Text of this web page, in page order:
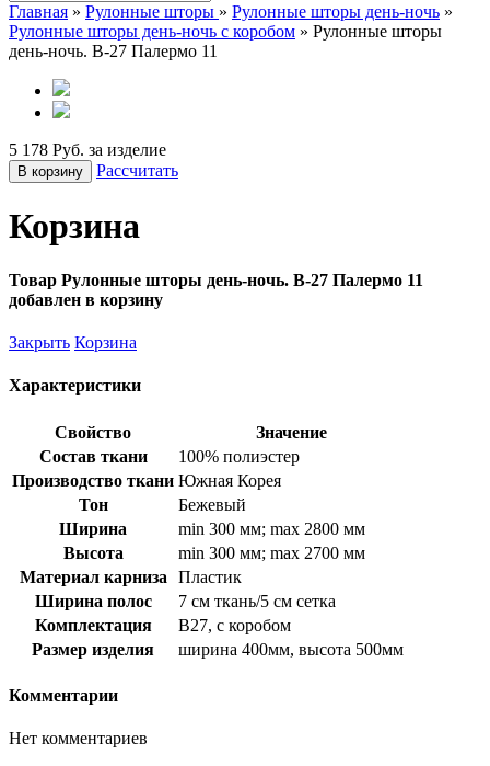
Главная » Рулонные шторы » Рулонные шторы день-ночь »
Рулонные шторы день-ночь с коробом » Рулонные шторы
день-ночь. B-27 Палермо 11
5 178 Руб. за изделие
В корзину Рассчитать
Корзина
Товар Рулонные шторы день-ночь. B-27 Палермо 11
добавлен в корзину
Закрыть Корзина
Характеристики
Свойство
Значение
Состав ткани
100% полиэстер
Производство ткани Южная Корея
Тон
Бежевый
Ширина
min 300 мм; max 2800 мм
Высота
min 300 мм; max 2700 мм
Материал карниза
Пластик
Ширина полос
7 см ткань/5 см сетка
Комплектация
B27, с коробом
Размер изделия
ширина 400мм, высота 500мм
Комментарии
Нет комментариев